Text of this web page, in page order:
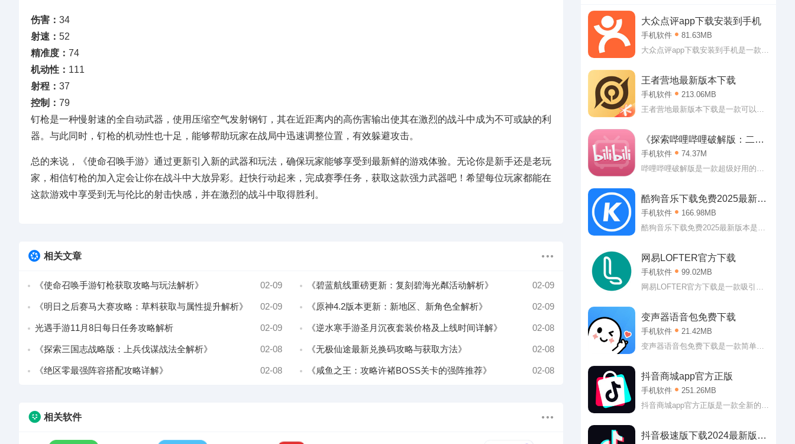
伤害： 34
射速： 52
精准度： 74
机动性： 111
射程： 37
控制： 79
钉枪是一种慢射速的全自动武器，使用压缩空气发射钢钉，其在近距离内的高伤害输出使其在激烈的战斗中成为不可或缺的利
器。与此同时，钉枪的机动性也十足，能够帮助玩家在战局中迅速调整位置，有效躲避攻击。
总的来说，《使命召唤手游》通过更新引入新的武器和玩法，确保玩家能够享受到最新鲜的游戏体验。无论你是新手还是老玩
家，相信钉枪的加入定会让你在战斗中大放异彩。赶快行动起来，完成赛季任务，获取这款强力武器吧！希望每位玩家都能在
这款游戏中享受到无与伦比的射击快感，并在激烈的战斗中取得胜利。
相关文章
《使命召唤手游钉枪获取攻略与玩法解析》 02-09 《碧蓝航线重磅更新：复刻碧海光粼活动解析》 02-09
《明日之后赛马大赛攻略：草料获取与属性提升解析》 02-09 《原神4.2版本更新：新地区、新角色全解析》 02-09
光遇手游11月8日每日任务攻略解析 02-09 《逆水寒手游圣月沉夜套装价格及上线时间详解》 02-08
《探索三国志战略版：上兵伐谋战法全解析》 02-08 《无极仙途最新兑换码攻略与获取方法》 02-08
《绝区零最强阵容搭配攻略详解》 02-08 《咸鱼之王：攻略许褚BOSS关卡的强阵推荐》 02-08
相关软件
大众点评app下载安装到手机
手机软件
81.63MB
大众点评app下载安装到手机是一款可
用。大众点评app下载安装到手机可以
让大家了解到附近的可以消费的内
容，可以是美食，可以是美景，也可
以是看电影什么的!
王者营地最新版本下载
手机软件
213.06MB
王者营地最新版本下载是一款可以让
者营地最新版本下载专门提供王者荣
耀的各项服务，查战绩，查攻略、看
直播以及游戏公告什么的都能轻松查
看哦!
《探索哔哩哔哩破解版：二次
元的乐园》
手机软件
74.37M
哔哩哔哩破解版是一款超级好用的二
内直接登入即可获得大会员权益，各
种视频随心看，软件内有着超多二次
元番剧，可以说是喜欢二次元用户的
福音。感兴趣的朋友欢迎来99seo下
酷狗音乐下载免费2025最新版
本
手机软件
166.98MB
酷狗音乐下载免费2025最新版本是一
音乐下载免费2025最新版本作为当下
最强大的播放平台，可以说用户可以
在这里听到任何自己想听的歌曲。
嗯，怎么说的也会有翻唱版本或者是
是基本得到满足了!
网易LOFTER官方下载
手机软件
99.02MB
网易LOFTER官方下载是一款吸引了
是说，网易LOFTER官方下载软件中
各位可以轻松找到各种各样的兴趣社
区，二次元、影视、旅行等各个领域
的都可以找到，许多志同道合的小伙
变声器语音包免费下载
手机软件
21.42MB
变声器语音包免费下载是一款简单有
费下载专门为游戏打造，虽然带着欺
骗属性，但是能够让大家的游戏体验
直线上升呢!不管是从对局的欢乐程度
上还是从队友的热情方面都是如此，
抖音商城app官方正版
手机软件
251.26MB
抖音商城app官方正版是一款全新的实
正版拥有海量的商品可供购买，吃的
喝的玩的用的都有，价格非常实惠，
抖音极速版下载2024最新版安